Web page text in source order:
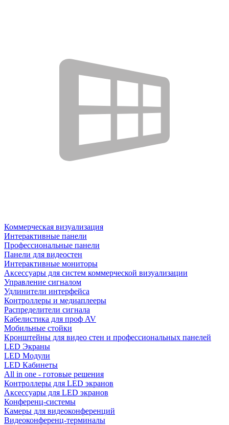
Коммерческая визуализация
Интерактивные панели
Профессиональные панели
Панели для видеостен
Интерактивные мониторы
Аксессуары для систем коммерческой визуализации
Управление сигналом
Удлинители интерфейса
Контроллеры и медиаплееры
Распределители сигнала
Кабелистика для проф AV
Мобильные стойки
Кронштейны для видео стен и профессиональных панелей
LED Экраны
LED Модули
LED Кабинеты
All in one - готовые решения
Контроллеры для LED экранов
Аксессуары для LED экранов
Конференц-системы
Камеры для видеоконференций
Видеоконференц-терминалы